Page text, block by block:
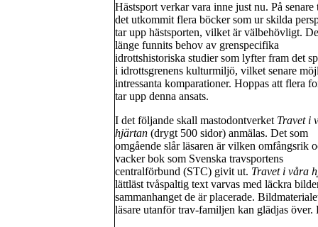
Hästsport verkar vara inne just nu. På senare
det utkommit flera böcker som ur skilda
tar upp hästsporten, vilket är välbehövligt.
länge funnits behov av grenspecifika
idrottshistoriska studier som lyfter fram det
i idrottsgrenens kulturmiljö, vilket senare
intressanta komparationer. Hoppas att flera
tar upp denna ansats.
I det följande skall mastodontverket Travet i
hjärtan (drygt 500 sidor) anmälas. Det som
omgående slår läsaren är vilken omfångsrik
vacker bok som Svenska travsportens
centralförbund (STC) givit ut. Travet i våra
lättläst tvåspaltig text varvas med läckra
sammanhanget de är placerade.
läsare utanför trav-familjen kan glädjas